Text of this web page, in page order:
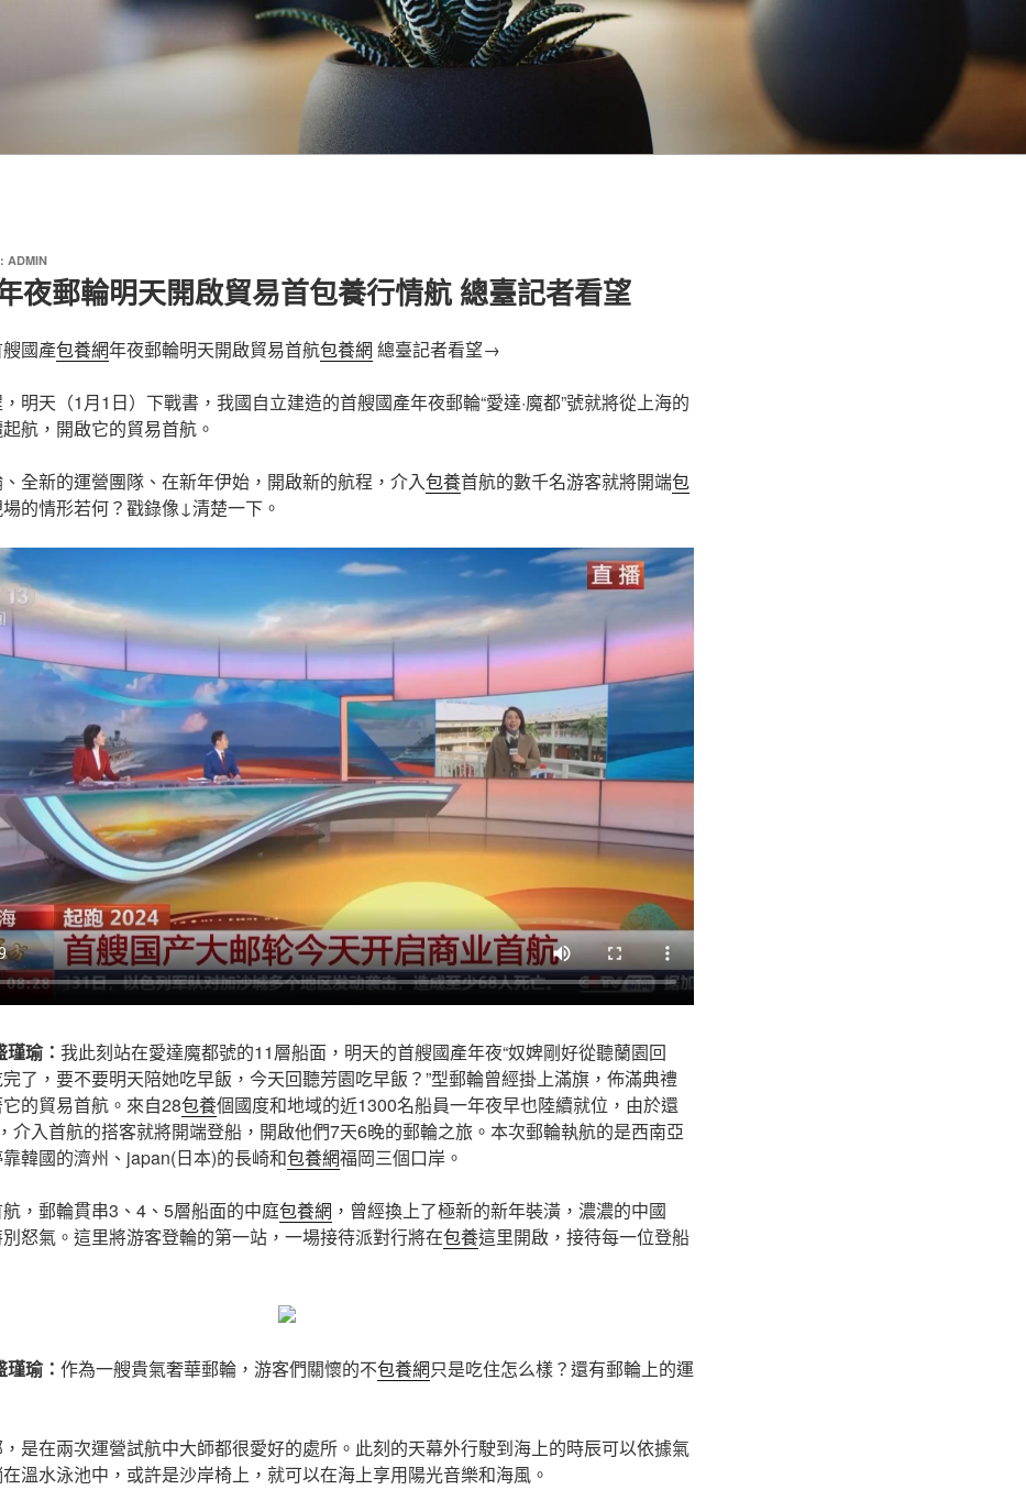
ADMIN
夜郵輪明天開啟貿易首包養行情航 總臺記者看望
國產包養網年夜郵輪明天開啟貿易首航包養網 總臺記者看望→
明天（1月1日）下戰書，我國自立建造的首艘國產年夜郵輪“愛達·魔都”號就將從上海的
航，開啟它的貿易首航。
全新的運營團隊、在新年伊始，開啟新的航程，介入包養首航的數千名游客就將開端包
的情形若何？戳錄像↓清楚一下。
瑜： 我此刻站在愛達魔都號的11層船面，明天的首艘國產年夜“奴婢剛好從聽蘭園回
了，要不要明天陪她吃早飯，今天回聽芳園吃早飯？”型郵輪曾經掛上滿旗，佈滿典禮
的貿易首航。來自28包養個國度和地域的近1300名船員一年夜早也陸續就位，由於還
介入首航的搭客就將開端登船，開啟他們7天6晚的郵輪之旅。本次郵輪執航的是西南亞
韓國的濟州、japan(日本)的長崎和包養網福岡三個口岸。
，郵輪貫串3、4、5層船面的中庭包養網 ，曾經換上了極新的新年裝潢，濃濃的中國
怒氣。這里將游客登輪的第一站，一場接待派對行將在包養這里開啟，接待每一位登船
瑜： 作為一艘貴氣奢華郵輪，游客們關懷的不包養網只是吃住怎么樣？還有郵輪上的運
是在兩次運營試航中大師都很愛好的處所。此刻的天幕外行駛到海上的時辰可以依據氣
溫水泳池中，或許是沙岸椅上，就可以在海上享用陽光音樂和海風。